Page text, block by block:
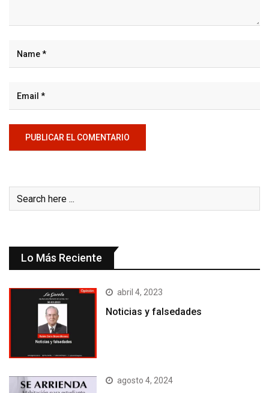
Lo Más Reciente
abril 4, 2023
Noticias y falsedades
agosto 4, 2024